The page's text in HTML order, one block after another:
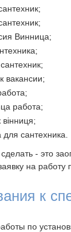
Винница;
вакансии;
работа;
вінниця;
сантехника.
- это
на работу
к
по